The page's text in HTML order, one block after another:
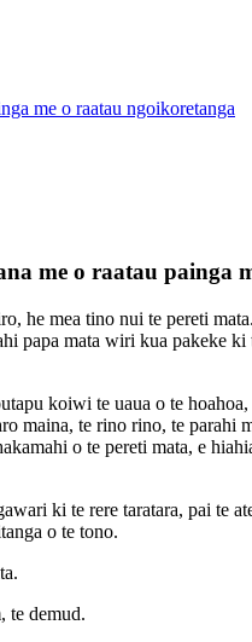
me o raatau ngoikoretanga
me o raatau painga
he mea tino nui te pereti
papa mata wiri kua pakeke
koiwi te uaua o te
maina, te rino rino, te
o te pereti mata, e
ki te rere taratara, pai te
o te tono.
te demud.